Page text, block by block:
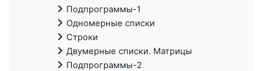
Подпрограммы-1
Одномерные списки
Строки
Двумерные списки. Матрицы
Подпрограммы-2